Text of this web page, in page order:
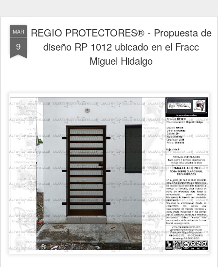
MAR
9
REGIO PROTECTORES® - Propuesta de
diseño RP 1012 ubicado en el Fracc
Miguel Hidalgo